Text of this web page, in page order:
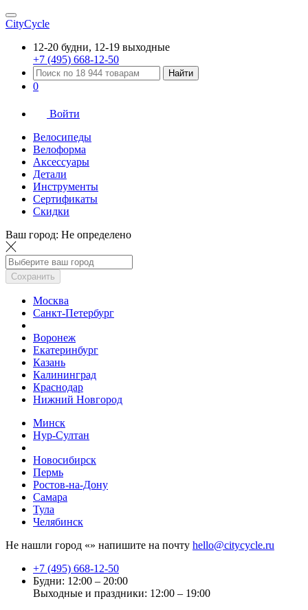
CityCycle
12-20 будни, 12-19 выходные
+7 (495) 668-12-50
Найти
0
Войти
Велосипеды
Велоформа
Аксессуары
Детали
Инструменты
Сертификаты
Скидки
Ваш город: Не определено
Сохранить
Москва
Санкт-Петербург
Воронеж
Екатеринбург
Казань
Калининград
Краснодар
Нижний Новгород
Минск
Нур-Султан
Новосибирск
Пермь
Ростов-на-Дону
Самара
Тула
Челябинск
Не нашли город «» напишите на почту hello@citycycle.ru
+7 (495) 668-12-50
Будни: 12:00 – 20:00
Выходные и праздники: 12:00 – 19:00